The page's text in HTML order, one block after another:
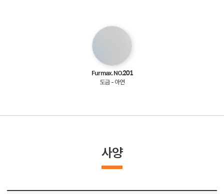
Furmax. NO.201
도금 - 아연
사양